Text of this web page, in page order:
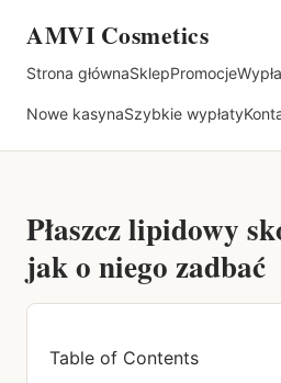
AMVI Cosmetics
Strona głównaSklepPromocje
Nowe kasynaSzybkie wypłaty
Płaszcz lipidowy
jak o niego zadbać
Table of Contents